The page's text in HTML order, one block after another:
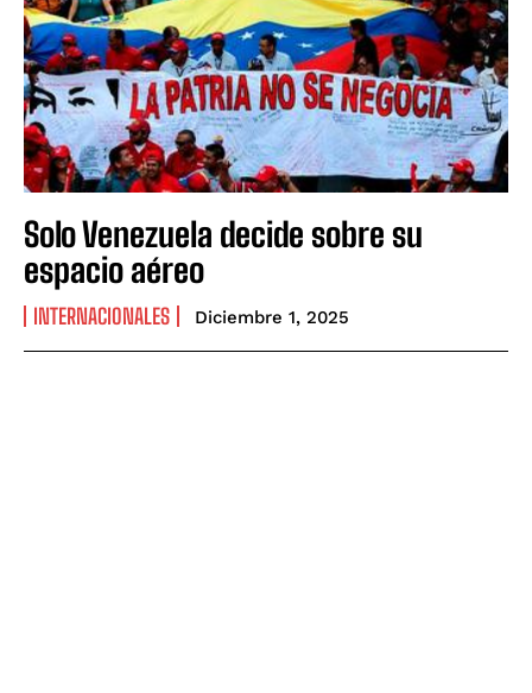
Solo Venezuela decide sobre su
espacio aéreo
INTERNACIONALES Diciembre 1, 2025